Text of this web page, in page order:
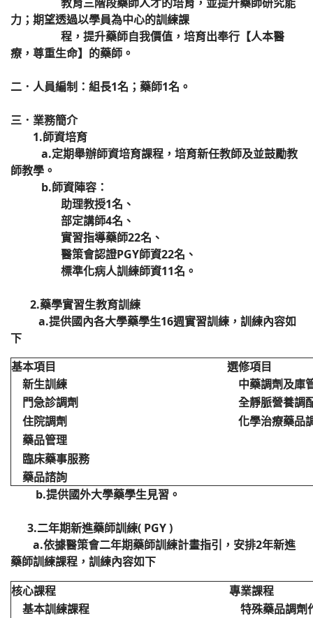
力；期望透過以學員為中心的訓練課
程，提升藥師自我價值，培育出奉行【人本醫
療，尊重生命】的藥師。
二．人員編制：組長1名；藥師1名。
三．業務簡介
1.師資培育
a.定期舉辦師資培育課程，培育新任教師及並鼓勵教
師教學。
b.師資陣容：
助理教授1名、
部定講師4名、
實習指導藥師22名、
醫策會認證PGY師資22名、
標準化病人訓練師資11名。
2.藥學實習生教育訓練
a.提供國內各大學藥學生16週實習訓練，訓練內容如
下
基本項目
選修項目
新生訓練
中藥調劑及庫
門急診調劑
全靜脈營養調
住院調劑
化學治療藥品
藥品管理
臨床藥事服務
藥品諮詢
b.提供國外大學藥學生見習。
3.二年期新進藥師訓練( PGY )
a.依據醫策會二年期藥師訓練計畫指引，安排2年新進
藥師訓練課程，訓練內容如下
核心課程
專業課程
基本訓練課程
特殊藥品調劑